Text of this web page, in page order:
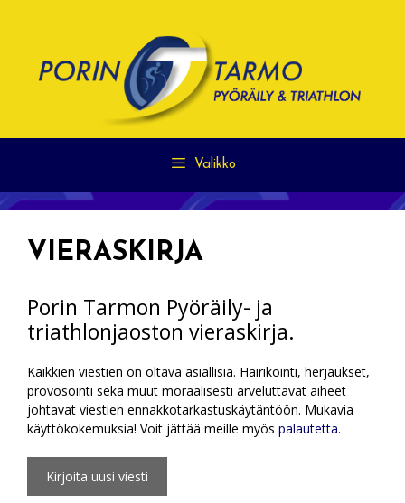
Valikko
VIERASKIRJA
Porin Tarmon Pyöräily- ja
triathlonjaoston vieraskirja.
Kaikkien viestien on oltava asiallisia. Häiriköinti, herjaukset,
provosointi sekä muut moraalisesti arveluttavat aiheet
johtavat viestien ennakkotarkastuskäytäntöön. Mukavia
käyttökokemuksia! Voit jättää meille myös palautetta.